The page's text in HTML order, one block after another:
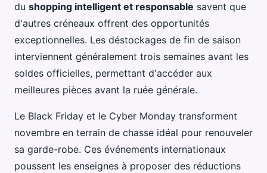
du shopping intelligent et responsable savent que
d'autres créneaux offrent des opportunités
exceptionnelles. Les déstockages de fin de saison
interviennent généralement trois semaines avant les
soldes officielles, permettant d'accéder aux
meilleures pièces avant la ruée générale.
Le Black Friday et le Cyber Monday transforment
novembre en terrain de chasse idéal pour renouveler
sa garde-robe. Ces événements internationaux
poussent les enseignes à proposer des réductions